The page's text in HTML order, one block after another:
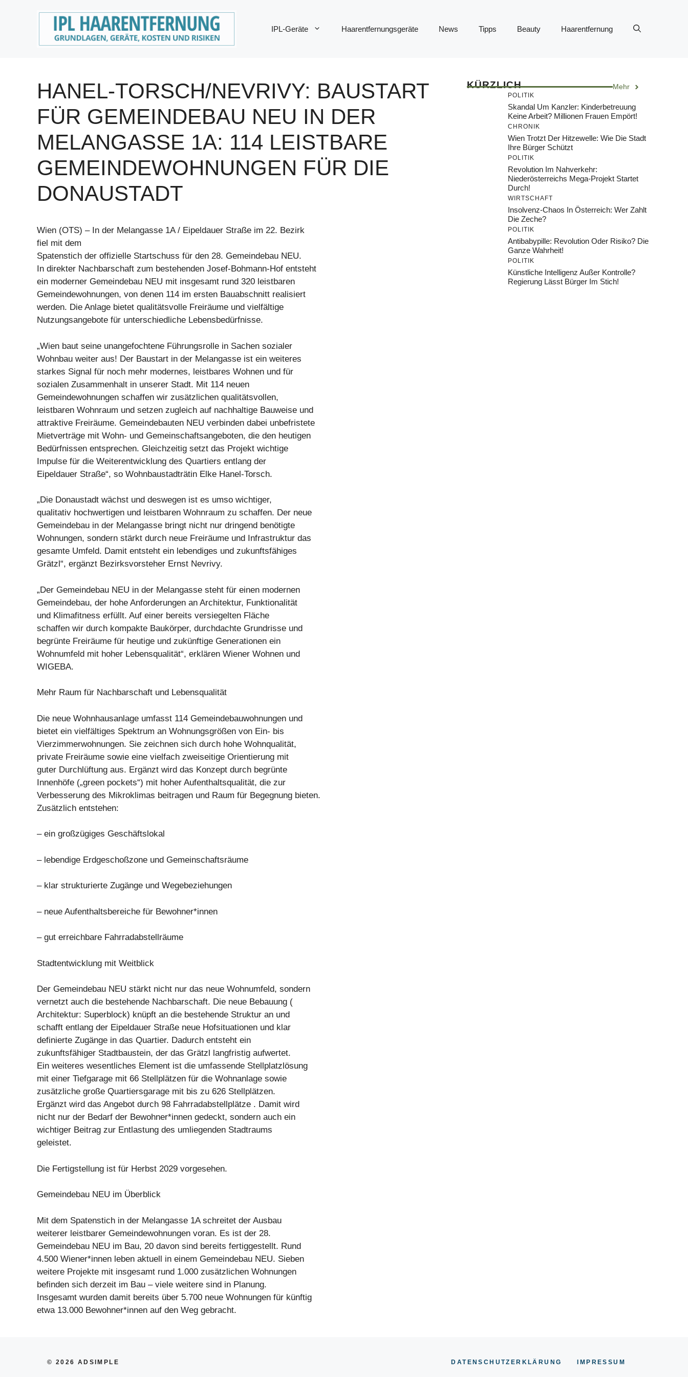
IPL-Geräte Haarentfernungsgeräte News Tipps Beauty Haarentfernung
HANEL-TORSCH/NEVRIVY: BAUSTART
FÜR GEMEINDEBAU NEU IN DER
MELANGASSE 1A: 114 LEISTBARE
GEMEINDEWOHNUNGEN FÜR DIE
DONAUSTADT
Wien (OTS) – In der Melangasse 1A / Eipeldauer Straße im 22. Bezirk
fiel mit dem
Spatenstich der offizielle Startschuss für den 28. Gemeindebau NEU.
In direkter Nachbarschaft zum bestehenden Josef-Bohmann-Hof entsteht
ein moderner Gemeindebau NEU mit insgesamt rund 320 leistbaren
Gemeindewohnungen, von denen 114 im ersten Bauabschnitt realisiert
werden. Die Anlage bietet qualitätsvolle Freiräume und vielfältige
Nutzungsangebote für unterschiedliche Lebensbedürfnisse.
„Wien baut seine unangefochtene Führungsrolle in Sachen sozialer
Wohnbau weiter aus! Der Baustart in der Melangasse ist ein weiteres
starkes Signal für noch mehr modernes, leistbares Wohnen und für
sozialen Zusammenhalt in unserer Stadt. Mit 114 neuen
Gemeindewohnungen schaffen wir zusätzlichen qualitätsvollen,
leistbaren Wohnraum und setzen zugleich auf nachhaltige Bauweise und
attraktive Freiräume. Gemeindebauten NEU verbinden dabei unbefristete
Mietverträge mit Wohn- und Gemeinschaftsangeboten, die den heutigen
Bedürfnissen entsprechen. Gleichzeitig setzt das Projekt wichtige
Impulse für die Weiterentwicklung des Quartiers entlang der
Eipeldauer Straße“, so Wohnbaustadträtin Elke Hanel-Torsch.
„Die Donaustadt wächst und deswegen ist es umso wichtiger,
qualitativ hochwertigen und leistbaren Wohnraum zu schaffen. Der neue
Gemeindebau in der Melangasse bringt nicht nur dringend benötigte
Wohnungen, sondern stärkt durch neue Freiräume und Infrastruktur das
gesamte Umfeld. Damit entsteht ein lebendiges und zukunftsfähiges
Grätzl“, ergänzt Bezirksvorsteher Ernst Nevrivy.
„Der Gemeindebau NEU in der Melangasse steht für einen modernen
Gemeindebau, der hohe Anforderungen an Architektur, Funktionalität
und Klimafitness erfüllt. Auf einer bereits versiegelten Fläche
schaffen wir durch kompakte Baukörper, durchdachte Grundrisse und
begrünte Freiräume für heutige und zukünftige Generationen ein
Wohnumfeld mit hoher Lebensqualität“, erklären Wiener Wohnen und
WIGEBA.
Mehr Raum für Nachbarschaft und Lebensqualität
Die neue Wohnhausanlage umfasst 114 Gemeindebauwohnungen und
bietet ein vielfältiges Spektrum an Wohnungsgrößen von Ein- bis
Vierzimmerwohnungen. Sie zeichnen sich durch hohe Wohnqualität,
private Freiräume sowie eine vielfach zweiseitige Orientierung mit
guter Durchlüftung aus. Ergänzt wird das Konzept durch begrünte
Innenhöfe („green pockets“) mit hoher Aufenthaltsqualität, die zur
Verbesserung des Mikroklimas beitragen und Raum für Begegnung bieten.
Zusätzlich entstehen:
– ein großzügiges Geschäftslokal
– lebendige Erdgeschoßzone und Gemeinschaftsräume
– klar strukturierte Zugänge und Wegebeziehungen
– neue Aufenthaltsbereiche für Bewohner*innen
– gut erreichbare Fahrradabstellräume
Stadtentwicklung mit Weitblick
Der Gemeindebau NEU stärkt nicht nur das neue Wohnumfeld, sondern
vernetzt auch die bestehende Nachbarschaft. Die neue Bebauung (
Architektur: Superblock) knüpft an die bestehende Struktur an und
schafft entlang der Eipeldauer Straße neue Hofsituationen und klar
definierte Zugänge in das Quartier. Dadurch entsteht ein
zukunftsfähiger Stadtbaustein, der das Grätzl langfristig aufwertet.
Ein weiteres wesentliches Element ist die umfassende Stellplatzlösung
mit einer Tiefgarage mit 66 Stellplätzen für die Wohnanlage sowie
zusätzliche große Quartiersgarage mit bis zu 626 Stellplätzen.
Ergänzt wird das Angebot durch 98 Fahrradabstellplätze . Damit wird
nicht nur der Bedarf der Bewohner*innen gedeckt, sondern auch ein
wichtiger Beitrag zur Entlastung des umliegenden Stadtraums
geleistet.
Die Fertigstellung ist für Herbst 2029 vorgesehen.
Gemeindebau NEU im Überblick
Mit dem Spatenstich in der Melangasse 1A schreitet der Ausbau
weiterer leistbarer Gemeindewohnungen voran. Es ist der 28.
Gemeindebau NEU im Bau, 20 davon sind bereits fertiggestellt. Rund
4.500 Wiener*innen leben aktuell in einem Gemeindebau NEU. Sieben
weitere Projekte mit insgesamt rund 1.000 zusätzlichen Wohnungen
befinden sich derzeit im Bau – viele weitere sind in Planung.
Insgesamt wurden damit bereits über 5.700 neue Wohnungen für künftig
etwa 13.000 Bewohner*innen auf den Weg gebracht.
KÜRZLICH Mehr
POLITIK
Skandal Um Kanzler: Kinderbetreuung
Keine Arbeit? Millionen Frauen Empört!
CHRONIK
Wien Trotzt Der Hitzewelle: Wie Die Stadt
Ihre Bürger Schützt
POLITIK
Revolution Im Nahverkehr:
Niederösterreichs Mega-Projekt Startet
Durch!
WIRTSCHAFT
Insolvenz-Chaos In Österreich: Wer Zahlt
Die Zeche?
POLITIK
Antibabypille: Revolution Oder Risiko? Die
Ganze Wahrheit!
POLITIK
Künstliche Intelligenz Außer Kontrolle?
Regierung Lässt Bürger Im Stich!
© 2026 ADSIMPLE DATENSCHUTZERKLÄRUNG IMPRESSU M